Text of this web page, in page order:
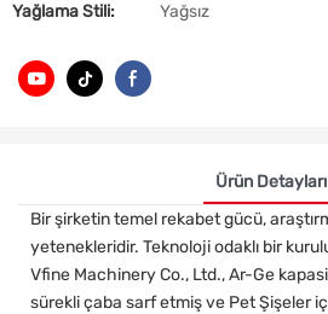
Yağlama Stili:
Yağsız
Ürün Detayları
Bir şirketin temel rekabet gücü,
yetenekleridir. Teknoloji odaklı bir
Vfine Machinery Co., Ltd., Ar-Ge
sürekli çaba sarf etmiş ve Pet Şişeler